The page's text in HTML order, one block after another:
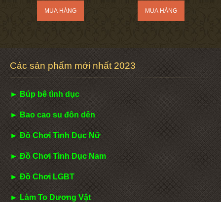
Các sản phẩm mới nhất 2023
► Búp bê tình dục
► Bao cao su đôn dên
► Đồ Chơi Tình Dục Nữ
► Đồ Chơi Tình Dục Nam
► Đồ Chơi LGBT
► Làm To Dương Vật